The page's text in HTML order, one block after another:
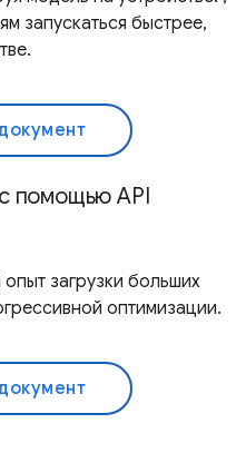
запускаться быстрее,
помощью API
загрузки больших
оптимизации.